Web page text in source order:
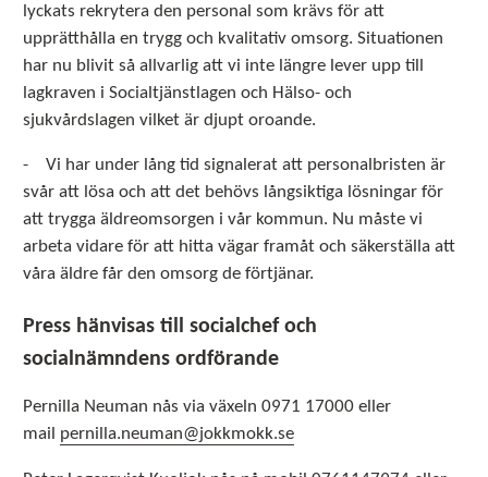
lyckats rekrytera den personal som krävs för att
upprätthålla en trygg och kvalitativ omsorg. Situationen
har nu blivit så allvarlig att vi inte längre lever upp till
lagkraven i Socialtjänstlagen och Hälso- och
sjukvårdslagen vilket är djupt oroande.
- Vi har under lång tid signalerat att personalbristen är
svår att lösa och att det behövs långsiktiga lösningar för
att trygga äldreomsorgen i vår kommun. Nu måste vi
arbeta vidare för att hitta vägar framåt och säkerställa att
våra äldre får den omsorg de förtjänar.
Press hänvisas till socialchef och
socialnämndens ordförande
Pernilla Neuman nås via växeln 0971 17000 eller
mail pernilla.neuman@jokkmokk.se